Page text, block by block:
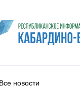
Все новости